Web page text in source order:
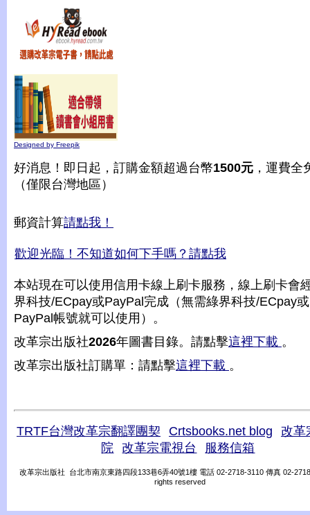
Designed by Freepik
好消息！即日起，訂購金額超過台幣1500元 ，運費全
（僅限台灣地區）
郵資計算請點我！
歡迎光臨！不知道如何下手嗎？請點我
本站現在可以使用信用卡線上刷卡服務，線上刷卡會
界科技/ECpay或PayPal完成（無需綠界科技/ECpay或
PayPal帳號就可以使用）。
改革宗出版社2026年圖書目錄。請點擊這裡下載 。
改革宗出版社訂購單：請點擊這裡下載 。
TRTF台灣改革宗翻譯團契 Crtsbooks.net blog
改革
院
改革宗電視台 服務信箱
改革宗出版社 台北市南京東路四段133巷6弄40號1樓 電話 02-2718-3110 傳真 02-
rights reserved